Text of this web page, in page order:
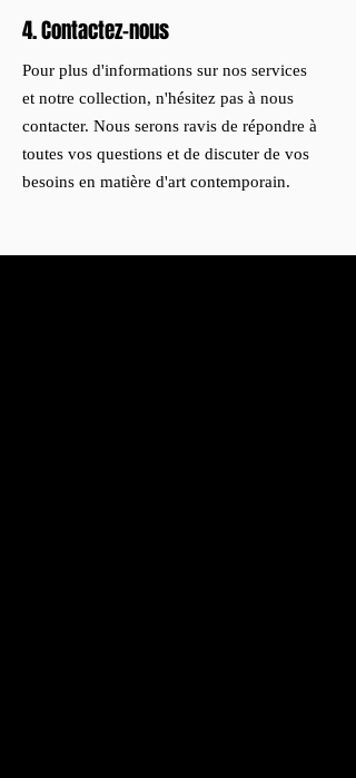
4. Contactez-nous
Pour plus d'informations sur nos services
et notre collection, n'hésitez pas à nous
contacter. Nous serons ravis de répondre à
toutes vos questions et de discuter de vos
besoins en matière d'art contemporain.